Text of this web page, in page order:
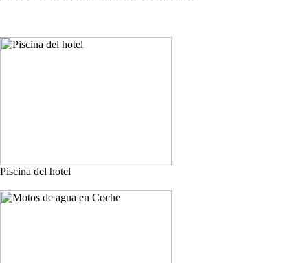
Piscina del hotel